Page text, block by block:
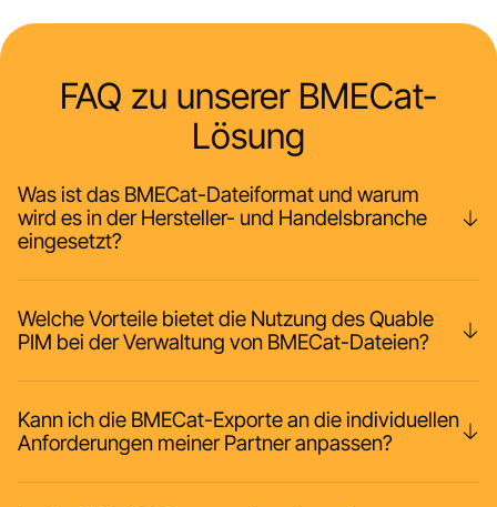
FAQ zu unserer BMECat-
Lösung
Was ist das BMECat-Dateiformat und warum
wird es in der Hersteller- und Handelsbranche
eingesetzt?
Welche Vorteile bietet die Nutzung des Quable
PIM bei der Verwaltung von BMECat-Dateien?
Kann ich die BMECat-Exporte an die individuellen
Anforderungen meiner Partner anpassen?